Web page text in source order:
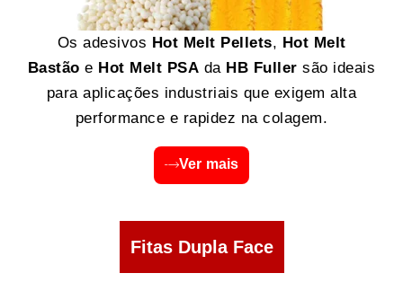
Os adesivos Hot Melt Pellets, Hot Melt
Bastão e Hot Melt PSA da HB Fuller são ideais
para aplicações industriais que exigem alta
performance e rapidez na colagem.
Ver mais
Fitas Dupla Face